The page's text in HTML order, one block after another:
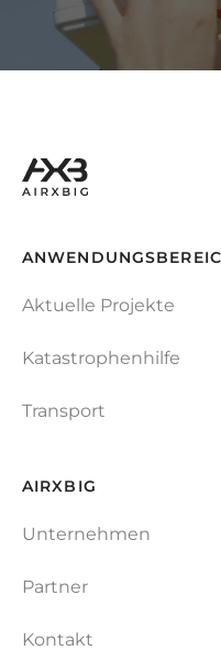
Aktuelle Projekte
Katastrophenhilfe
Transport
AIRXBIG
Unternehmen
Partner
Kontakt